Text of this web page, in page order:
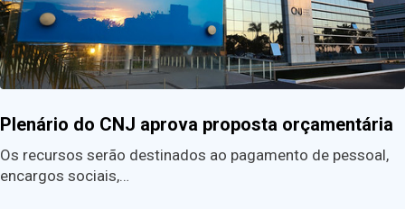
Plenário do CNJ aprova proposta orçamentária
Os recursos serão destinados ao pagamento de pessoal,
encargos sociais,…